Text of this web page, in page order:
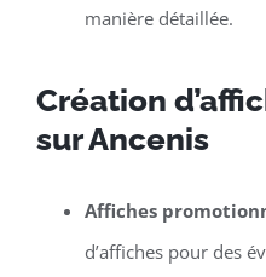
manière détaillée.
Création
sur Ancenis
Affiches
d’affiches pour des